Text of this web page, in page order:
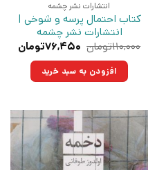
انتشارات نشر چشمه
کتاب احتمال پرسه و شوخی |
انتشارات نشر چشمه
۱۱۰,۰۰۰تومان قیمت
۱۱۰,۰۰۰تومان
بود.
۷۶,۴۵۰تومان
افزودن به سبد خرید